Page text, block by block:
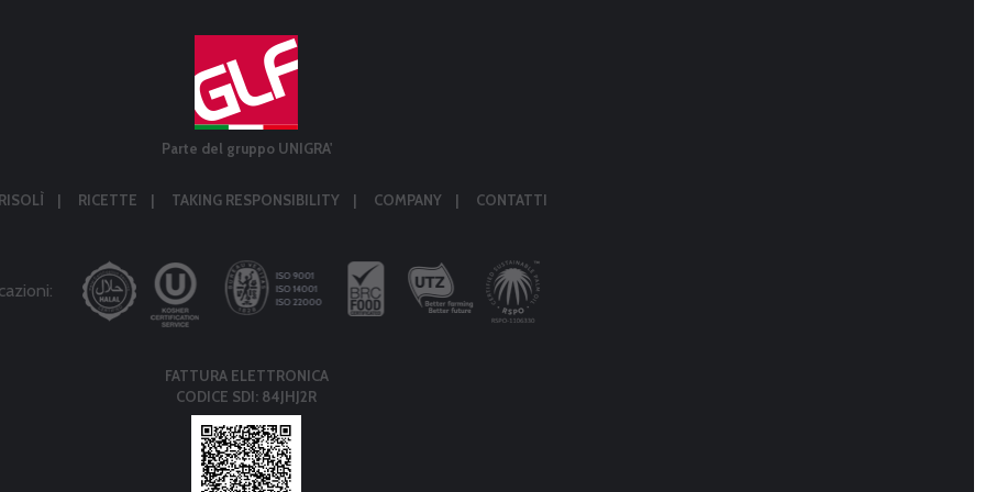
Parte del gruppo UNIGRA'
RISOLÌ RICETTE TAKING RESPONSIBILITY COMPANY CONTATTI
FATTURA ELETTRONICA
CODICE SDI: 84JHJ2R